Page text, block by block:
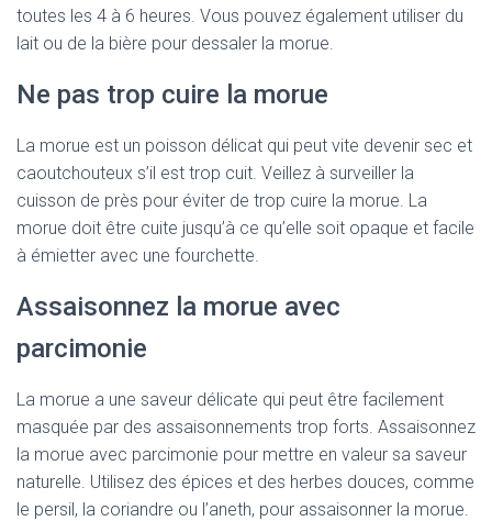
toutes les 4 à 6 heures. Vous pouvez également utiliser du
lait ou de la bière pour dessaler la morue.
Ne pas trop cuire la morue
La morue est un poisson délicat qui peut vite devenir sec et
caoutchouteux s’il est trop cuit. Veillez à surveiller la
cuisson de près pour éviter de trop cuire la morue. La
morue doit être cuite jusqu’à ce qu’elle soit opaque et facile
à émietter avec une fourchette.
Assaisonnez la morue avec
parcimonie
La morue a une saveur délicate qui peut être facilement
masquée par des assaisonnements trop forts. Assaisonnez
la morue avec parcimonie pour mettre en valeur sa saveur
naturelle. Utilisez des épices et des herbes douces, comme
le persil, la coriandre ou l’aneth, pour assaisonner la morue.